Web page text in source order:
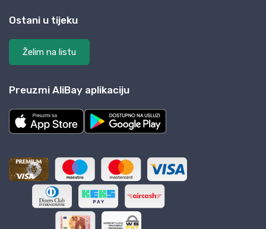
Ostani u tijeku
Želim na listu
Preuzmi AliBay aplikaciju